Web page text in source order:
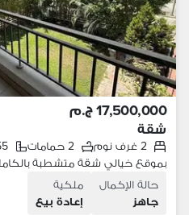
17,500,000 ج.م
شقة
2 غرف نوم 2 حمامات
حالة الإكمال
جاهز
ملكية
إعادة بيع